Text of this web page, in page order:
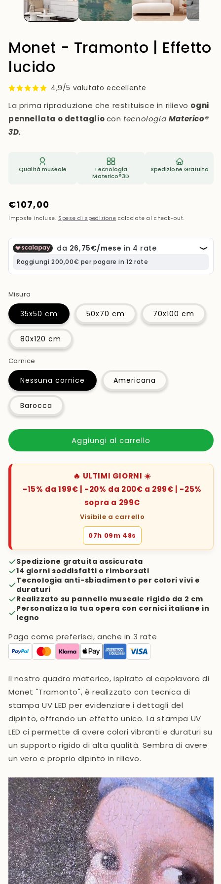
Monet - Tramonto | Effetto
lucido
4,9/5 valutato eccellente
La prima riproduzione che restituisce in rilievo ogni
pennellata o dettagliocon tecnologia Materico®
3D.
Qualità museale
Tecnologia
Materico®3D
Spedizione Gratuita
Prezzo
di
€107,00
Imposte incluse. Spese di spedizione calcolate al check-out.
Misura
35x50 cm 50x70 cm 70x100 cm
80x120 cm
Cornice
Nessuna cornice Americana
Barocca
Aggiungi al carrello
🔥 ULTIMI GIORNI ☀️
-15% da 199€ | -20% da 200€ a 299€ | -25%
sopra a 299€
Visibile a carrello
07h 09m 47s
Spedizione gratuita assicurata
14 giorni soddisfatti o rimborsati
Tecnologia anti-sbiadimento per colori vivi e
duraturi
Realizzato su pannello museale rigido da 2 cm
Personalizza la tua opera con cornici italiane in
legno
Paga come preferisci, anche in 3 rate
Il nostro quadro materico, ispirato al capolavoro di
Monet "Tramonto", è realizzato con tecnica di
stampa UV LEDper evidenziare i dettagli del
dipinto, offrendo un effetto unico. La stampa UV
LED ci permette di avere colori vibranti e duraturi su
un supporto rigido di alta qualità. Sembra di avere
un vero e proprio dipinto in rilievo.